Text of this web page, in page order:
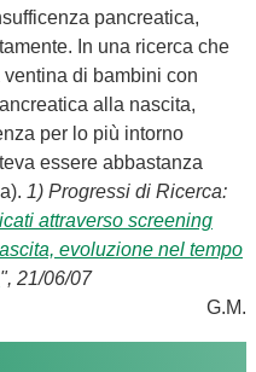
pancreatica,
In una ricerca che
di bambini con
alla nascita,
per lo più intorno
essere abbastanza
1) Progressi di Ricerca:
attraverso screening
evoluzione nel tempo
", 21/06/07
G.M.